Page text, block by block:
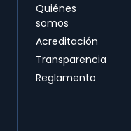
Quiénes
somos
Acreditación
Transparencia
Reglamento